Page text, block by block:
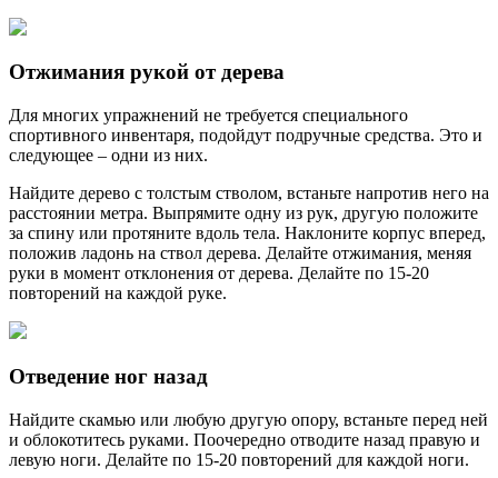
Отжимания рукой от дерева
Для многих упражнений не требуется специального
спортивного инвентаря, подойдут подручные средства. Это и
следующее – одни из них.
Найдите дерево с толстым стволом, встаньте напротив него на
расстоянии метра. Выпрямите одну из рук, другую положите
за спину или протяните вдоль тела. Наклоните корпус вперед,
положив ладонь на ствол дерева. Делайте отжимания, меняя
руки в момент отклонения от дерева. Делайте по 15-20
повторений на каждой руке.
Отведение ног назад
Найдите скамью или любую другую опору, встаньте перед ней
и облокотитесь руками. Поочередно отводите назад правую и
левую ноги. Делайте по 15-20 повторений для каждой ноги.